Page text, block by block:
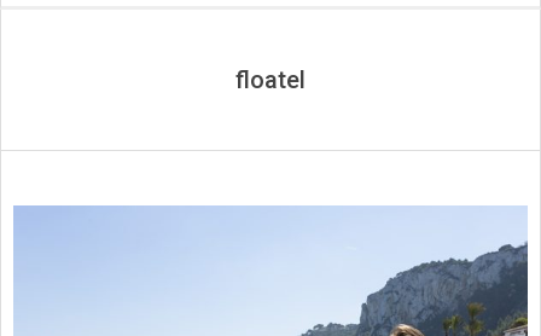
floatel